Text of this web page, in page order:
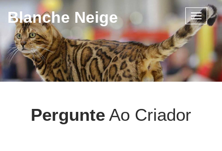
Toggle
Blanche Neige
Pergunte Ao Criador